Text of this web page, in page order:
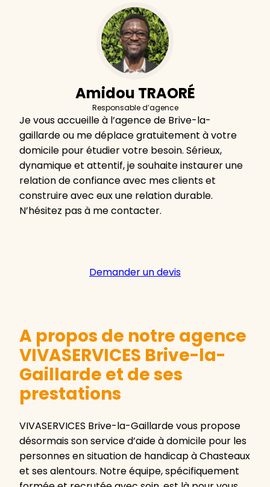
Amidou TRAORÉ
Responsable d’agence
Je vous accueille à l’agence de Brive-la-
gaillarde ou me déplace gratuitement à votre
domicile pour étudier votre besoin. Sérieux,
dynamique et attentif, je souhaite instaurer une
relation de confiance avec mes clients et
construire avec eux une relation durable.
N’hésitez pas à me contacter.
Demander un devis
A propos de notre agence
VIVASERVICES Brive-la-
Gaillarde et de ses
prestations
VIVASERVICES Brive-la-Gaillarde vous propose
désormais son service d’aide à domicile pour les
personnes en situation de handicap à Chasteaux
et ses alentours. Notre équipe, spécifiquement